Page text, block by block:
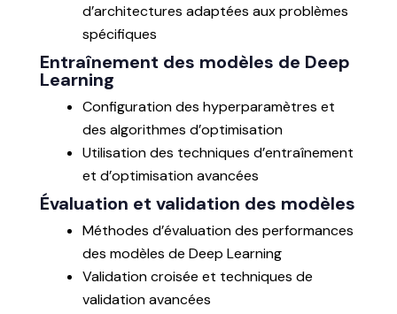
d’architectures adaptées aux problèmes
spécifiques
Entraînement des modèles de Deep
Learning
Configuration des hyperparamètres et
des algorithmes d’optimisation
Utilisation des techniques d’entraînement
et d’optimisation avancées
Évaluation et validation des modèles
Méthodes d’évaluation des performances
des modèles de Deep Learning
Validation croisée et techniques de
validation avancées